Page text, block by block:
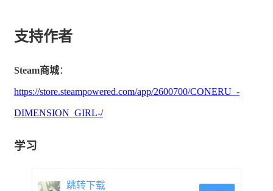
支持作者
Steam商城：
https://store.steampowered.com/app/2600700/CONERU_-
DIMENSION_GIRL-/
学习
跳转下载